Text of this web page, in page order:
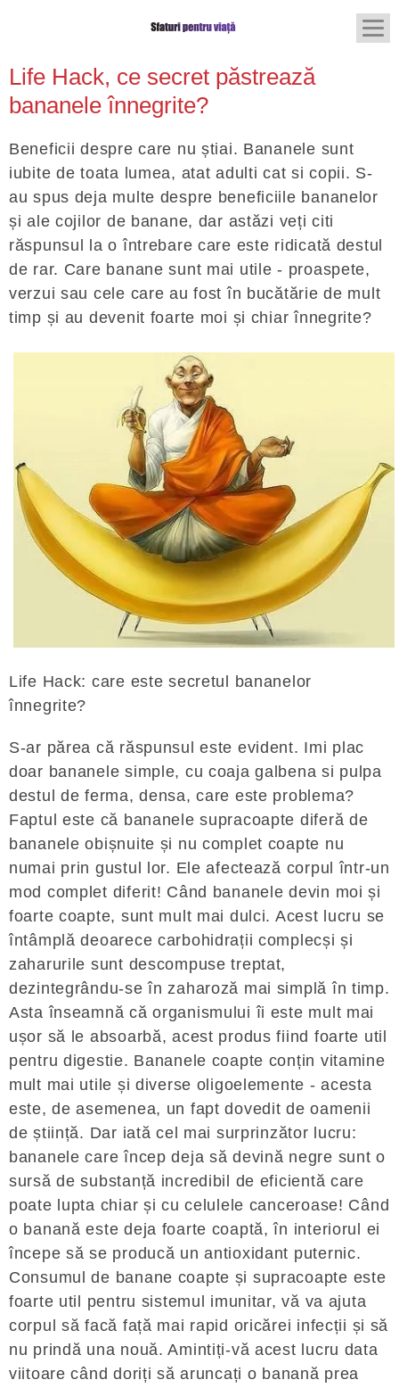
Life Hack, ce secret păstrează
bananele înnegrite?
Beneficii despre care nu știai. Bananele sunt
iubite de toata lumea, atat adulti cat si copii. S-
au spus deja multe despre beneficiile bananelor
și ale cojilor de banane, dar astăzi veți citi
răspunsul la o întrebare care este ridicată destul
de rar. Care banane sunt mai utile - proaspete,
verzui sau cele care au fost în bucătărie de mult
timp și au devenit foarte moi și chiar înnegrite?
Life Hack: care este secretul bananelor
înnegrite?
S-ar părea că răspunsul este evident. Imi plac
doar bananele simple, cu coaja galbena si pulpa
destul de ferma, densa, care este problema?
Faptul este că bananele supracoapte diferă de
bananele obișnuite și nu complet coapte nu
numai prin gustul lor. Ele afectează corpul într-un
mod complet diferit! Când bananele devin moi și
foarte coapte, sunt mult mai dulci. Acest lucru se
întâmplă deoarece carbohidrații complecși și
zaharurile sunt descompuse treptat,
dezintegrându-se în zaharoză mai simplă în timp.
Asta înseamnă că organismului îi este mult mai
ușor să le absoarbă, acest produs fiind foarte util
pentru digestie. Bananele coapte conțin vitamine
mult mai utile și diverse oligoelemente - acesta
este, de asemenea, un fapt dovedit de oamenii
de știință. Dar iată cel mai surprinzător lucru:
bananele care încep deja să devină negre sunt o
sursă de substanță incredibil de eficientă care
poate lupta chiar și cu celulele canceroase! Când
o banană este deja foarte coaptă, în interiorul ei
începe să se producă un antioxidant puternic.
Consumul de banane coapte și supracoapte este
foarte util pentru sistemul imunitar, vă va ajuta
corpul să facă față mai rapid oricărei infecții și să
nu prindă una nouă. Amintiți-vă acest lucru data
viitoare când doriți să aruncați o banană prea